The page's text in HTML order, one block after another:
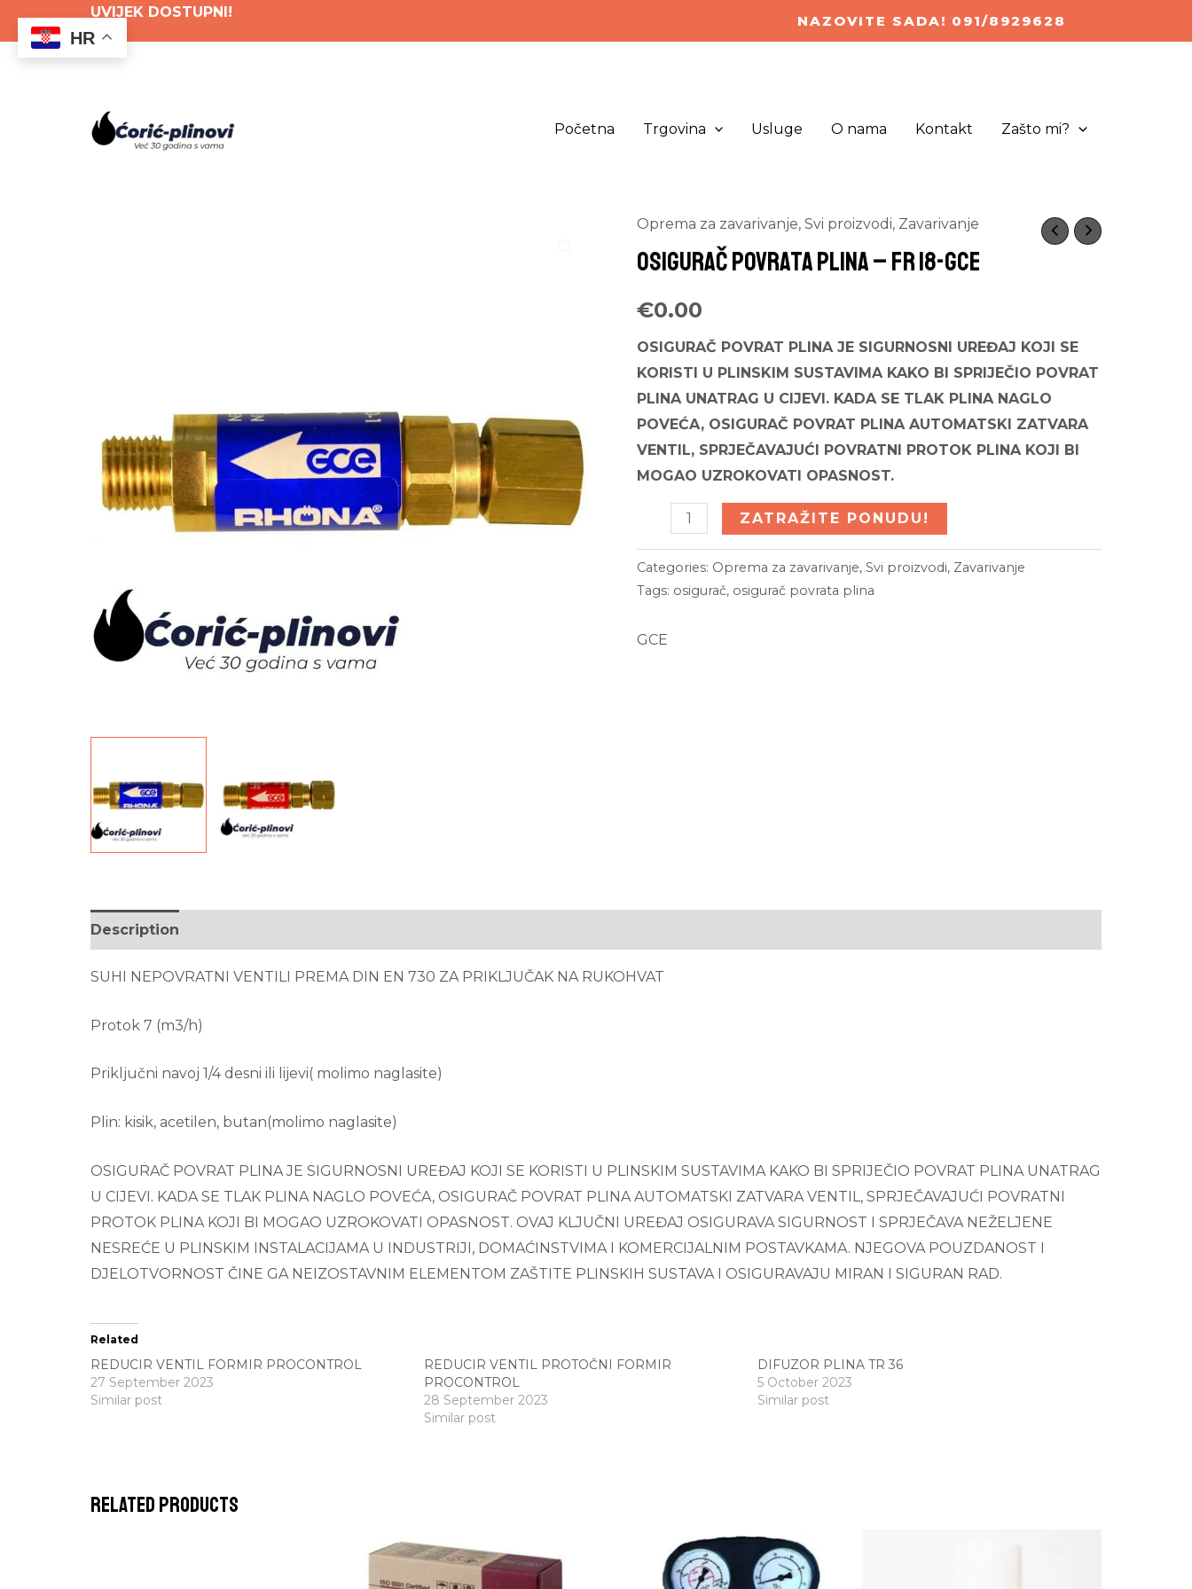
to
content
UVIJEK DOSTUPNI!
NAZOVITE SADA! 091/8929628
Početna Trgovina Usluge O nama Kontakt Zašto mi?
Oprema za zavarivanje, Svi proizvodi, Zavarivanje
OSIGURAČ POVRATA PLINA – FR 18-GCE
€0.00
OSIGURAČ POVRAT PLINA JE SIGURNOSNI UREĐAJ KOJI SE
KORISTI U PLINSKIM SUSTAVIMA KAKO BI SPRIJEČIO POVRAT
PLINA UNATRAG U CIJEVI. KADA SE TLAK PLINA NAGLO
POVEĆA, OSIGURAČ POVRAT PLINA AUTOMATSKI ZATVARA
VENTIL, SPRJEČAVAJUĆI POVRATNI PROTOK PLINA KOJI BI
MOGAO UZROKOVATI OPASNOST.
OSIGURAČ
PLINA
-
18-
ZATRAŽITE PONUDU!
Categories: Oprema za zavarivanje, Svi proizvodi, Zavarivanje
Tags: osigurač, osigurač povrata plina
GCE
Description
SUHI NEPOVRATNI VENTILI PREMA DIN EN 730 ZA PRIKLJUČAK NA RUKOHVAT
Protok 7 (m3/h)
Priključni navoj 1/4 desni ili lijevi( molimo naglasite)
Plin: kisik, acetilen, butan(molimo naglasite)
OSIGURAČ POVRAT PLINA JE SIGURNOSNI UREĐAJ KOJI SE KORISTI U PLINSKIM SUSTAVIMA KAKO BI SPRIJEČIO POVRAT PLINA UNATRAG
U CIJEVI. KADA SE TLAK PLINA NAGLO POVEĆA, OSIGURAČ POVRAT PLINA AUTOMATSKI ZATVARA VENTIL, SPRJEČAVAJUĆI POVRATNI
PROTOK PLINA KOJI BI MOGAO UZROKOVATI OPASNOST. OVAJ KLJUČNI UREĐAJ OSIGURAVA SIGURNOST I SPRJEČAVA NEŽELJENE
NESREĆE U PLINSKIM INSTALACIJAMA U INDUSTRIJI, DOMAĆINSTVIMA I KOMERCIJALNIM POSTAVKAMA. NJEGOVA POUZDANOST I
DJELOTVORNOST ČINE GA NEIZOSTAVNIM ELEMENTOM ZAŠTITE PLINSKIH SUSTAVA I OSIGURAVAJU MIRAN I SIGURAN RAD.
Related
REDUCIR VENTIL FORMIR PROCONTROL
27 September 2023
Similar post
REDUCIR VENTIL PROTOČNI FORMIR
PROCONTROL
28 September 2023
Similar post
DIFUZOR PLINA TR 36
5 October 2023
Similar post
Related products
HR